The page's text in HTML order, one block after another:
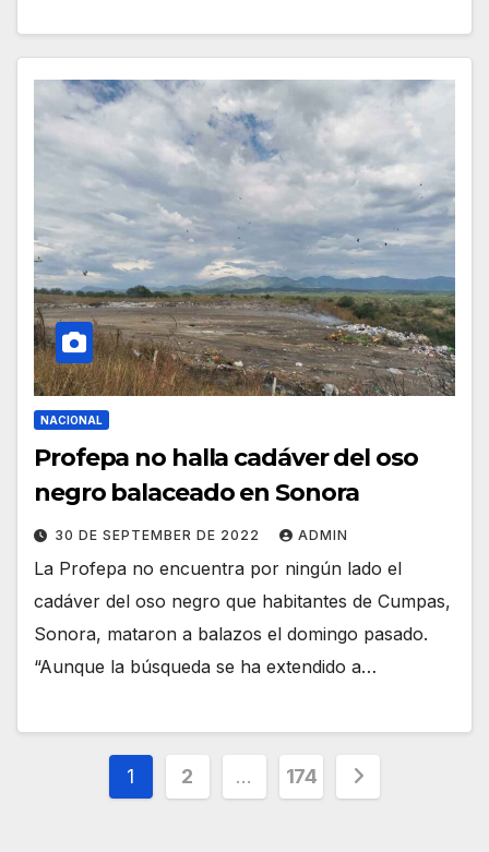
NACIONAL
Profepa no halla cadáver del oso
negro balaceado en Sonora
30 DE SEPTEMBER DE 2022 ADMIN
La Profepa no encuentra por ningún lado el
cadáver del oso negro que habitantes de Cumpas,
Sonora, mataron a balazos el domingo pasado.
“Aunque la búsqueda se ha extendido a…
Posts
1 2 … 174